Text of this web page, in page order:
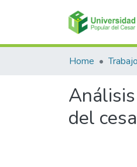
Home
del